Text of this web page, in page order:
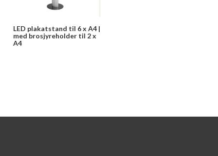
LED plakatstand til 6 x A4 |
med brosjyreholder til 2 x
A4